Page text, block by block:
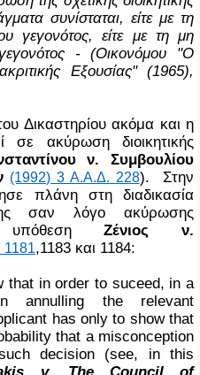
συνίσταται, είτε με τη
γεγονότος, είτε με τη μη
- (Οικονόμου "Ο
Εξουσίας" (1965),
Δικαστηρίου ακόμα και η
σε ακύρωση διοικητικής
ν. Συμβουλίου
(1992) 3 Α.Α.Δ. 228). Στην
πλάνη στη διαδικασία
σαν λόγο ακύρωσης
υπόθεσηΖένιος ν.
1181,1183 και 1184:
that in order to suceed, in a
the relevant
has only to show that
that a misconception
decision (see, in this
v. The Council of